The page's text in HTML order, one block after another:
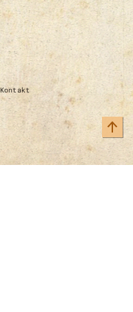
Kontakt